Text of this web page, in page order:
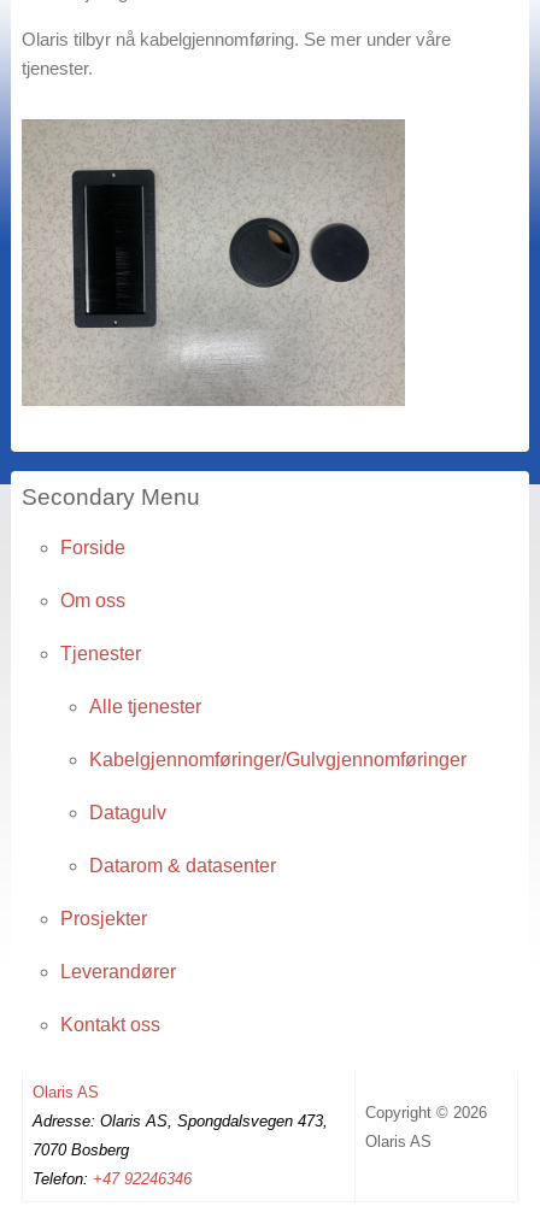
Olaris tilbyr nå kabelgjennomføring. Se mer under våre
tjenester.
Secondary Menu
Forside
Om oss
Tjenester
Alle tjenester
Kabelgjennomføringer/Gulvgjennomføringer
Datagulv
Datarom & datasenter
Prosjekter
Leverandører
Kontakt oss
Olaris AS
Adresse: Olaris AS, Spongdalsvegen 473,
7070 Bosberg
Telefon: +47 92246346
Copyright © 2026
Olaris AS